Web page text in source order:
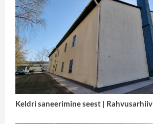
Keldri saneerimine seest | Rahvusarhiiv